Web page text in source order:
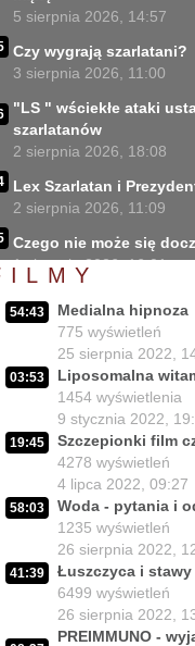
5 sierpnia 2026, 14:57
Czy wygrają szarlatani?
3 sierpnia 2026, 11:00
"LS " wściekłe ataki
szarlatanów
2 sierpnia 2026, 18:08
Lex Szarlatan i
2 sierpnia 2026, 11:09
Czego nie może się
1 sierpnia 2026, 16:01
Szczepionkowa bańka w
1 sierpnia 2026, 10:02
NIESPODZIANKA u
Nawrockiego!!
30 lipca 2026, 15:45
Czy Prezydent uratuje
Polaków?
29 lipca 2026, 11:00
Czy da się lepiej leczyć
27 lipca 2026, 11:01
Jedna osoba
zdrowy lub umrzesz.
24 lipca 2026, 11:02
54:43
Medialna hipnoza
775 wyświetleń
25 sierpnia 2022,
03:53
Liposomalna
1454 wyświetlenia
9 stycznia 2022,
19:45
Szczepionki film
4278 wyświetleń
4 lipca 2022, 09:27
58:03
Woda - pytania i
1235 wyświetleń
26 sierpnia 2022,
41:39
Łuszczyca i stawy
6499 wyświetleń
26 sierpnia 2022,
PREIMMUNO -